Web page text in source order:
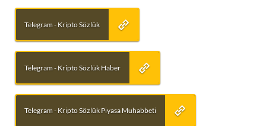
Telegram - Kripto Sözlük
Telegram - Kripto Sözlük Haber
Telegram - Kripto Sözlük Piyasa Muhabbeti